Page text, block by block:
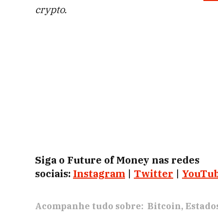
crypto.
Siga o Future of Money nas redes
sociais: Instagram | Twitter |
Acompanhe tudo sobre: Bitcoin